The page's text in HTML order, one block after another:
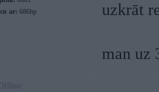
ar: 686hp
uzkrāt
man uz